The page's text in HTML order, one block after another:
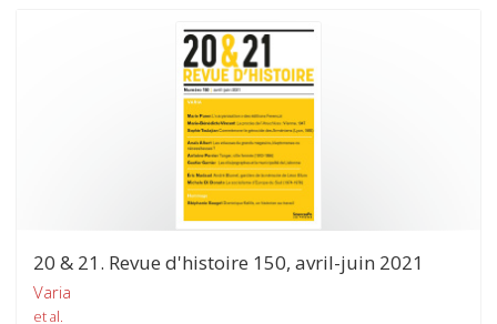
20 & 21. Revue d'histoire 150, avril-juin 2021
Varia
et al.